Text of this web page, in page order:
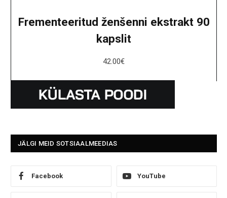
Frementeeritud ženšenni ekstrakt 90
kapslit
42.00€
JÄLGI MEID SOTSIAALMEEDIAS
Facebook YouTube